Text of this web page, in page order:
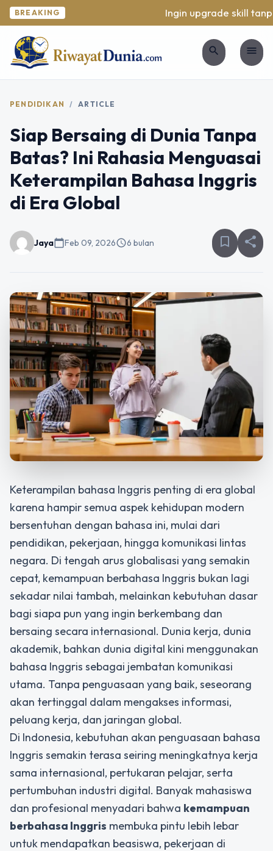
BREAKING Ingin upgrade skill
search menu
PENDIDIKAN / ARTICLE
Siap Bersaing di Dunia Tanpa
Batas? Ini Rahasia Menguasai
Keterampilan Bahasa Inggris
di Era Global
Jayacalendar_todayFeb 09, 2026schedule6 bulan bookmark_border share
Keterampilan bahasa Inggris penting di era global
karena hampir semua aspek kehidupan modern
bersentuhan dengan bahasa ini, mulai dari
pendidikan, pekerjaan, hingga komunikasi lintas
negara. Di tengah arus globalisasi yang semakin
cepat, kemampuan berbahasa Inggris bukan lagi
sekadar nilai tambah, melainkan kebutuhan dasar
bagi siapa pun yang ingin berkembang dan
bersaing secara internasional. Dunia kerja, dunia
akademik, bahkan dunia digital kini menggunakan
bahasa Inggris sebagai jembatan komunikasi
utama. Tanpa penguasaan yang baik, seseorang
akan tertinggal dalam mengakses informasi,
peluang kerja, dan jaringan global.
Di Indonesia, kebutuhan akan penguasaan bahasa
Inggris semakin terasa seiring meningkatnya kerja
sama internasional, pertukaran pelajar, serta
pertumbuhan industri digital. Banyak mahasiswa
dan profesional menyadari bahwa kemampuan
berbahasa Inggris membuka pintu lebih lebar
untuk mendapatkan beasiswa, pekerjaan di